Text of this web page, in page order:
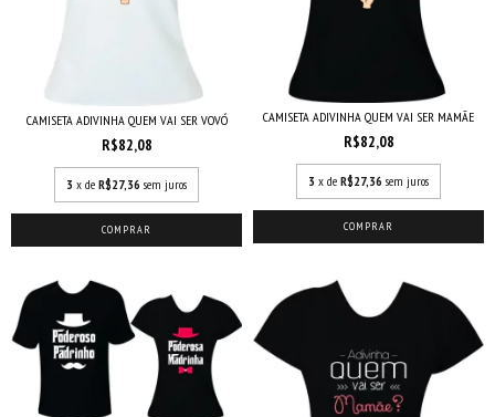
CAMISETA ADIVINHA QUEM VAI SER VOVÓ
R$82,08
3 x de R$27,36 sem juros
COMPRAR
CAMISETA ADIVINHA QUEM VAI SER MAMÃE
R$82,08
3 x de R$27,36 sem juros
COMPRAR